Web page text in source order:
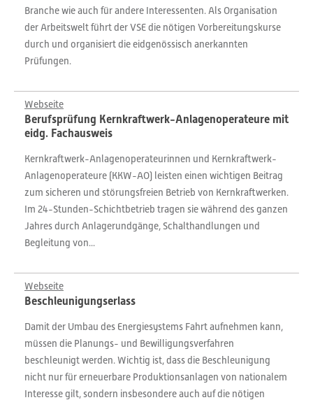
Branche wie auch für andere Interessenten. Als Organisation
der Arbeitswelt führt der VSE die nötigen Vorbereitungskurse
durch und organisiert die eidgenössisch anerkannten
Prüfungen.
Webseite
Berufsprüfung Kernkraftwerk-Anlagenoperateure mit
eidg. Fachausweis
Kernkraftwerk-Anlagenoperateurinnen und Kernkraftwerk-
Anlagenoperateure (KKW-AO) leisten einen wichtigen Beitrag
zum sicheren und störungsfreien Betrieb von Kernkraftwerken.
Im 24-Stunden-Schichtbetrieb tragen sie während des ganzen
Jahres durch Anlagerundgänge, Schalthandlungen und
Begleitung von...
Webseite
Beschleunigungserlass
Damit der Umbau des Energiesystems Fahrt aufnehmen kann,
müssen die Planungs- und Bewilligungsverfahren
beschleunigt werden. Wichtig ist, dass die Beschleunigung
nicht nur für erneuerbare Produktionsanlagen von nationalem
Interesse gilt, sondern insbesondere auch auf die nötigen